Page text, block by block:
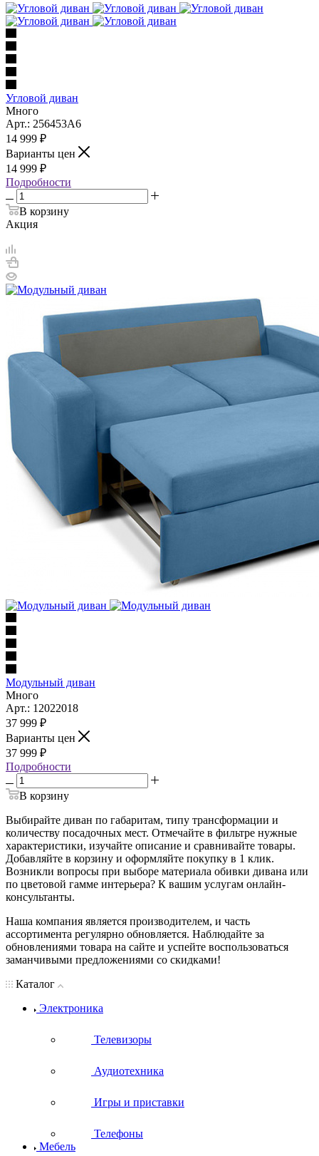
Угловой диван
Много
Арт.: 256453A6
14 999 ₽
Варианты цен
14 999 ₽
Подробности
В корзину
Акция
Модульный диван
Много
Арт.: 12022018
37 999 ₽
Варианты цен
37 999 ₽
Подробности
В корзину
Выбирайте диван по габаритам, типу трансформации и
количеству посадочных мест. Отмечайте в фильтре нужные
характеристики, изучайте описание и сравнивайте товары.
Добавляйте в корзину и оформляйте покупку в 1 клик.
Возникли вопросы при выборе материала обивки дивана или
по цветовой гамме интерьера? К вашим услугам онлайн-
консультанты.
Наша компания является производителем, и часть
ассортимента регулярно обновляется. Наблюдайте за
обновлениями товара на сайте и успейте воспользоваться
заманчивыми предложениями со скидками!
Каталог
Электроника
Телевизоры
Аудиотехника
Игры и приставки
Телефоны
Мебель